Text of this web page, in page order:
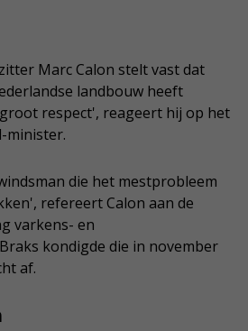
Marc Calon stelt vast dat
landbouw heeft
respect', reageert hij op het
minister.
die het mestprobleem
refereert Calon aan de
varkens- en
kondigde die in november
af.